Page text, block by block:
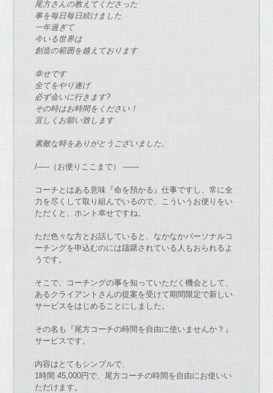
尾方さんの教えてくださっ た
事を毎日毎日続けまし た
一年過ぎて
今いる世界は
創造の範囲を越えております
幸せです
全てをやり遂げ
必ず会いに行きます?
その時はお時間をください！
宜しく お願い致します
素敵な時をありがとうございまし た。
/—–（ お便りここま で） ——
コーチ とはある意味『命を預かる』仕事ですし、 常に全
力を尽くして取り組んでいるので、 こういう お便りをい
た だくと、ホント幸せですね。
ただ色々 な方と お話していると、 なかなかパーソナルコ
ーチ ングを申込むのには躊躇されている人も お られるよ
う です。
そこ で、 コーチ ングの事を知っていただく機会として、
あるクライアントさんの提案を受けて期間限定で新しい
サービスをはじめることにしまし た。
その名も『尾方コーチの時間を自由に使いませんか？』
サービス です。
内容はとてもシンプルで、
1時間 45,000円 で、 尾方コーチの時間を自由にお使いい
た だけます。